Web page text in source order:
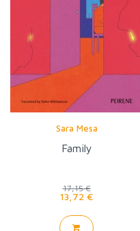
Sara Mesa
Family
17,15 €
13,72 €